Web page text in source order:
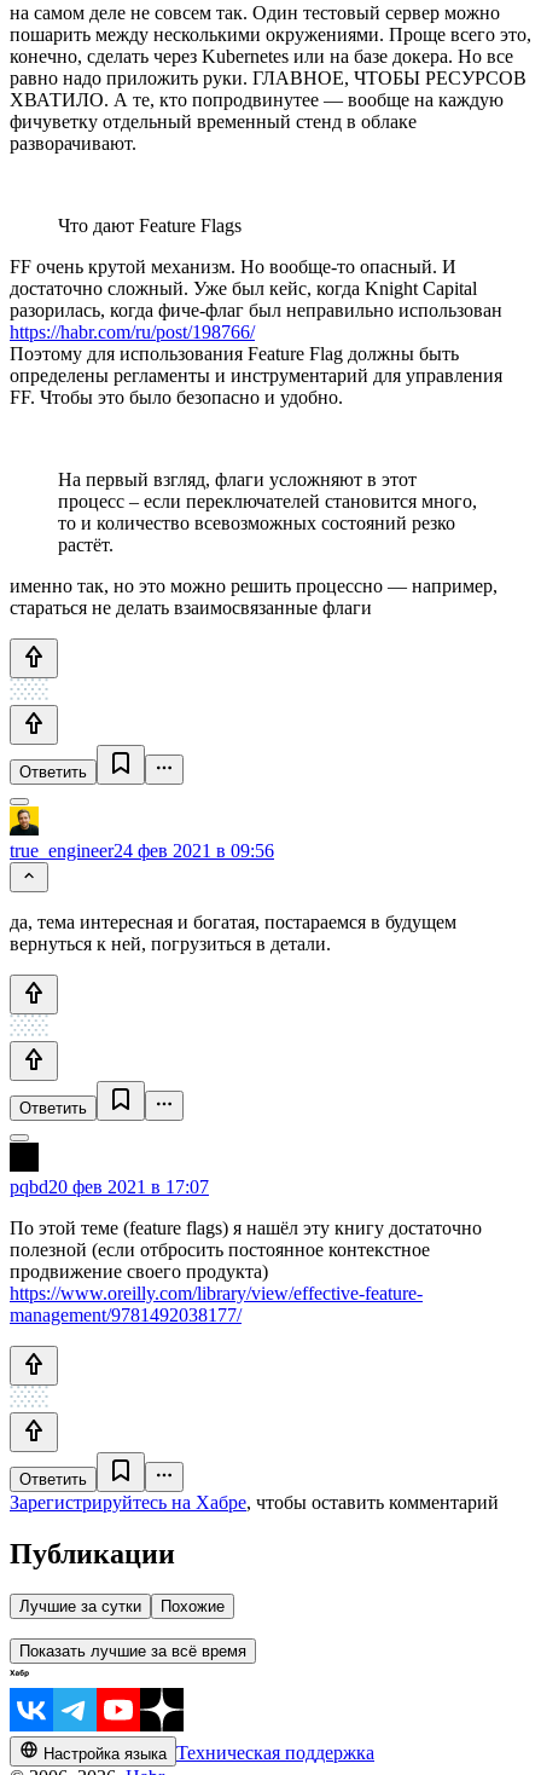
на самом деле не совсем так. Один тестовый сервер можно
пошарить между несколькими окружениями. Проще всего это,
конечно, сделать через Kubernetes или на базе докера. Но все
равно надо приложить руки. ГЛАВНОЕ, ЧТОБЫ РЕСУРСОВ
ХВАТИЛО. А те, кто попродвинутее — вообще на каждую
фичуветку отдельный временный стенд в облаке
разворачивают.
Что дают Feature Flags
FF очень крутой механизм. Но вообще-то опасный. И
достаточно сложный. Уже был кейс, когда Knight Capital
разорилась, когда фиче-флаг был неправильно использован
https://habr.com/ru/post/198766/
Поэтому для использования Feature Flag должны быть
определены регламенты и инструментарий для управления
FF. Чтобы это было безопасно и удобно.
На первый взгляд, флаги усложняют в этот
процесс – если переключателей становится много,
то и количество всевозможных состояний резко
растёт.
именно так, но это можно решить процессно — например,
стараться не делать взаимосвязанные флаги
Ответить
true_engineer24 фев 2021 в 09:56
да, тема интересная и богатая, постараемся в будущем
вернуться к ней, погрузиться в детали.
Ответить
pqbd20 фев 2021 в 17:07
По этой теме (feature flags) я нашёл эту книгу достаточно
полезной (если отбросить постоянное контекстное
продвижение своего продукта)
https://www.oreilly.com/library/view/effective-feature-
management/9781492038177/
Ответить
Зарегистрируйтесь на Хабре, чтобы оставить комментарий
Публикации
Лучшие за сутки Похожие
Показать лучшие за всё время
Настройка языка Техническая поддержка